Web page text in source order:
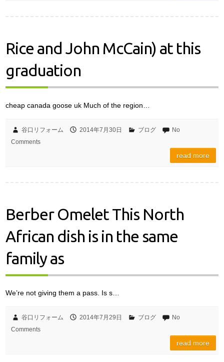
Rice and John McCain) at this
graduation
cheap canada goose uk Much of the region…
谷口リフォーム 2014年7月30日 ブログ
No
Comments
read more
Berber Omelet This North
African dish is in the same
family as
We’re not giving them a pass. Is s…
谷口リフォーム 2014年7月29日 ブログ
No
Comments
read more